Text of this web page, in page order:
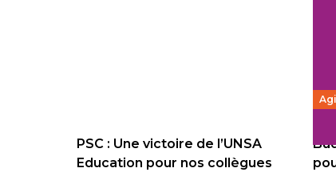
PSC : Une victoire de l’UNSA
Education pour nos collègues